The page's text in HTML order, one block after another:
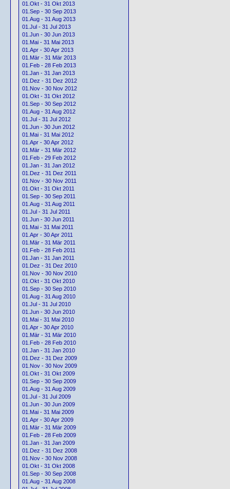
01.Okt - 31 Okt 2013
01.Sep - 30 Sep 2013
01.Aug - 31 Aug 2013
01.Jul - 31 Jul 2013
01.Jun - 30 Jun 2013
01.Mai - 31 Mai 2013
01.Apr - 30 Apr 2013
01.Mär - 31 Mär 2013
01.Feb - 28 Feb 2013
01.Jan - 31 Jan 2013
01.Dez - 31 Dez 2012
01.Nov - 30 Nov 2012
01.Okt - 31 Okt 2012
01.Sep - 30 Sep 2012
01.Aug - 31 Aug 2012
01.Jul - 31 Jul 2012
01.Jun - 30 Jun 2012
01.Mai - 31 Mai 2012
01.Apr - 30 Apr 2012
01.Mär - 31 Mär 2012
01.Feb - 29 Feb 2012
01.Jan - 31 Jan 2012
01.Dez - 31 Dez 2011
01.Nov - 30 Nov 2011
01.Okt - 31 Okt 2011
01.Sep - 30 Sep 2011
01.Aug - 31 Aug 2011
01.Jul - 31 Jul 2011
01.Jun - 30 Jun 2011
01.Mai - 31 Mai 2011
01.Apr - 30 Apr 2011
01.Mär - 31 Mär 2011
01.Feb - 28 Feb 2011
01.Jan - 31 Jan 2011
01.Dez - 31 Dez 2010
01.Nov - 30 Nov 2010
01.Okt - 31 Okt 2010
01.Sep - 30 Sep 2010
01.Aug - 31 Aug 2010
01.Jul - 31 Jul 2010
01.Jun - 30 Jun 2010
01.Mai - 31 Mai 2010
01.Apr - 30 Apr 2010
01.Mär - 31 Mär 2010
01.Feb - 28 Feb 2010
01.Jan - 31 Jan 2010
01.Dez - 31 Dez 2009
01.Nov - 30 Nov 2009
01.Okt - 31 Okt 2009
01.Sep - 30 Sep 2009
01.Aug - 31 Aug 2009
01.Jul - 31 Jul 2009
01.Jun - 30 Jun 2009
01.Mai - 31 Mai 2009
01.Apr - 30 Apr 2009
01.Mär - 31 Mär 2009
01.Feb - 28 Feb 2009
01.Jan - 31 Jan 2009
01.Dez - 31 Dez 2008
01.Nov - 30 Nov 2008
01.Okt - 31 Okt 2008
01.Sep - 30 Sep 2008
01.Aug - 31 Aug 2008